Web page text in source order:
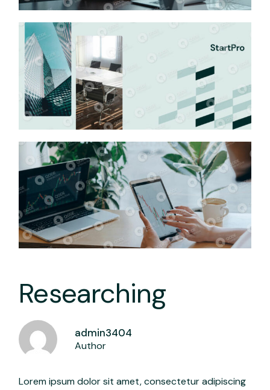
Researching
admin3404
Author
Lorem ipsum dolor sit amet, consectetur adipiscing